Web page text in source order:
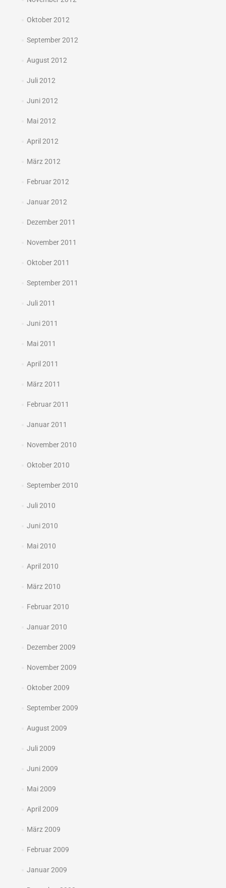
Oktober 2012
September 2012
August 2012
Juli 2012
Juni 2012
Mai 2012
April 2012
März 2012
Februar 2012
Januar 2012
Dezember 2011
November 2011
Oktober 2011
September 2011
Juli 2011
Juni 2011
Mai 2011
April 2011
März 2011
Februar 2011
Januar 2011
November 2010
Oktober 2010
September 2010
Juli 2010
Juni 2010
Mai 2010
April 2010
März 2010
Februar 2010
Januar 2010
Dezember 2009
November 2009
Oktober 2009
September 2009
August 2009
Juli 2009
Juni 2009
Mai 2009
April 2009
März 2009
Februar 2009
Januar 2009